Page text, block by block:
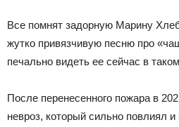
Все помнят задорную Марину
жутко привязчивую песню про
печально видеть ее сейчас в
После перенесенного пожара в
невроз, который сильно повлиял и